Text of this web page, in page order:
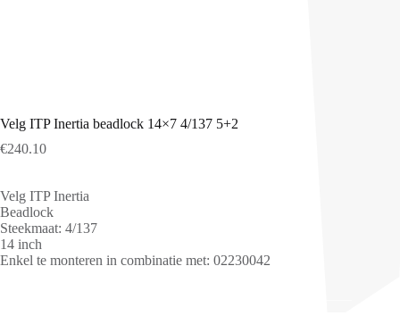
Velg ITP Inertia beadlock 14×7 4/137 5+2
€240.10
Velg ITP Inertia
Beadlock
Steekmaat: 4/137
14 inch
Enkel te monteren in combinatie met: 02230042